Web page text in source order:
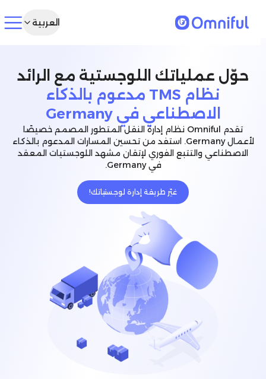
العربية
حوّل عملياتك اللوجستية مع الرائد
نظام TMS مدعوم بالذكاء
الاصطناعي في Germany
تقدم Omniful نظام إدارة النقل المتطور المصمم خصيصًا
لأعمال Germany. استفد من تحسين المسارات المدعوم بالذكاء
الاصطناعي والتتبع الفوري لإتقان مشهد اللوجستيات المعقد
في Germany.
غيّر طريقة إدارة لوجستياتك!